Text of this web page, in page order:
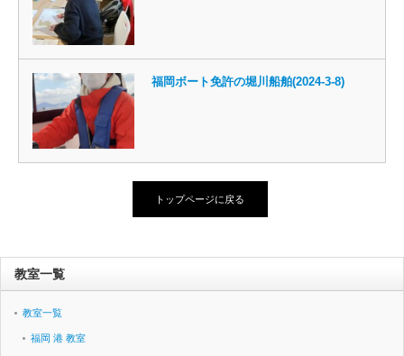
福岡ボート免許の堀川船舶(2024-3-8)
トップページに戻る
教室一覧
教室一覧
福岡 港 教室